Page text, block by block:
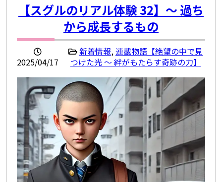
【スグルのリアル体験 32】〜 過ち
から成長するもの
2025/04/17
新着情報,連載物語【絶望の中で見
つけた光 ～ 絆がもたらす奇跡の力】